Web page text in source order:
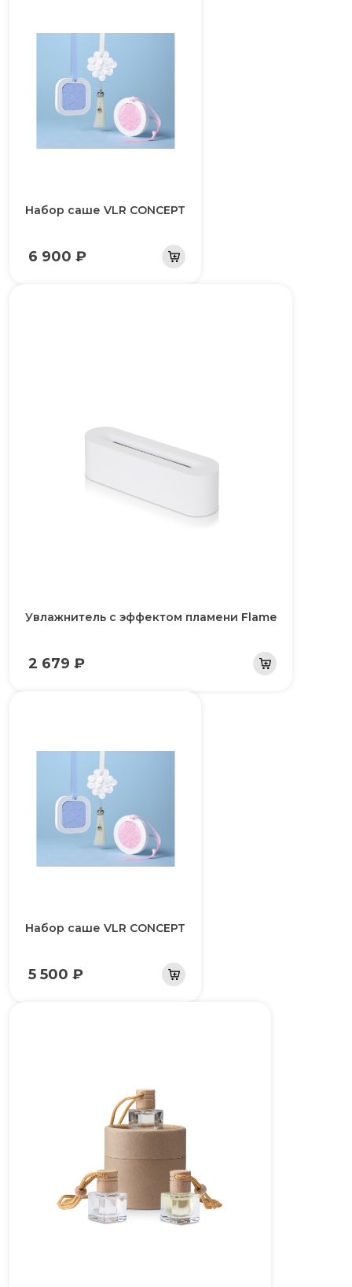
Набор саше VLR CONCEPT
6 900 ₽
Увлажнитель с эффектом пламени Flame
2 679 ₽
Набор саше VLR CONCEPT
5 500 ₽